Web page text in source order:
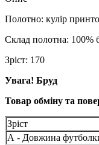
Полотно: кулір
Склад полотна: 100%
Зріст: 170
Увага! Бруд
Товар обміну та
Зріст
А - Довжина